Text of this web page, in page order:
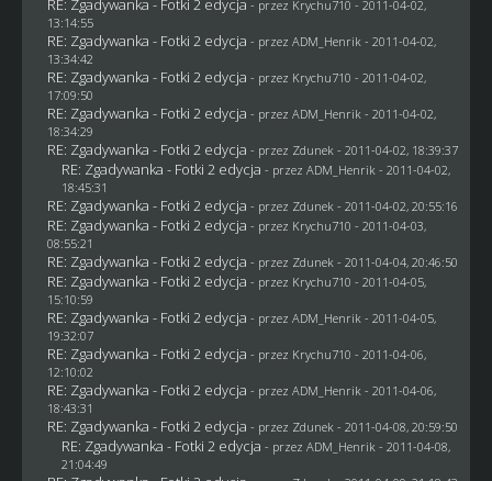
RE: Zgadywanka - Fotki 2 edycja - przez Krychu710 - 2011-04-02,
13:14:55
RE: Zgadywanka - Fotki 2 edycja - przez ADM_Henrik - 2011-04-02,
13:34:42
RE: Zgadywanka - Fotki 2 edycja - przez Krychu710 - 2011-04-02,
17:09:50
RE: Zgadywanka - Fotki 2 edycja - przez ADM_Henrik - 2011-04-02,
18:34:29
RE: Zgadywanka - Fotki 2 edycja - przez Zdunek - 2011-04-02, 18:39:37
RE: Zgadywanka - Fotki 2 edycja - przez ADM_Henrik - 2011-04-02,
18:45:31
RE: Zgadywanka - Fotki 2 edycja - przez Zdunek - 2011-04-02, 20:55:16
RE: Zgadywanka - Fotki 2 edycja - przez Krychu710 - 2011-04-03,
08:55:21
RE: Zgadywanka - Fotki 2 edycja - przez Zdunek - 2011-04-04, 20:46:50
RE: Zgadywanka - Fotki 2 edycja - przez Krychu710 - 2011-04-05,
15:10:59
RE: Zgadywanka - Fotki 2 edycja - przez ADM_Henrik - 2011-04-05,
19:32:07
RE: Zgadywanka - Fotki 2 edycja - przez Krychu710 - 2011-04-06,
12:10:02
RE: Zgadywanka - Fotki 2 edycja - przez ADM_Henrik - 2011-04-06,
18:43:31
RE: Zgadywanka - Fotki 2 edycja - przez Zdunek - 2011-04-08, 20:59:50
RE: Zgadywanka - Fotki 2 edycja - przez ADM_Henrik - 2011-04-08,
21:04:49